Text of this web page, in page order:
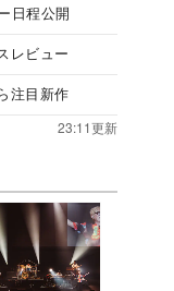
日程公開
レビュー
注目新作
23:11更新